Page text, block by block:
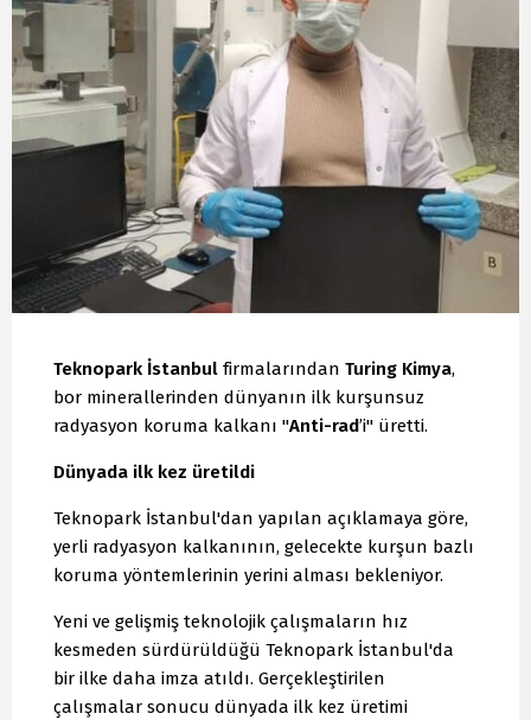
Teknopark İstanbul firmalarından Turing Kimya,
bor minerallerinden dünyanın ilk kurşunsuz
radyasyon koruma kalkanı "Anti-rad’i" üretti.
Dünyada ilk kez üretildi
Teknopark İstanbul'dan yapılan açıklamaya göre,
yerli radyasyon kalkanının, gelecekte kurşun bazlı
koruma yöntemlerinin yerini alması bekleniyor.
Yeni ve gelişmiş teknolojik çalışmaların hız
kesmeden sürdürüldüğü Teknopark İstanbul'da
bir ilke daha imza atıldı. Gerçekleştirilen
çalışmalar sonucu dünyada ilk kez üretimi